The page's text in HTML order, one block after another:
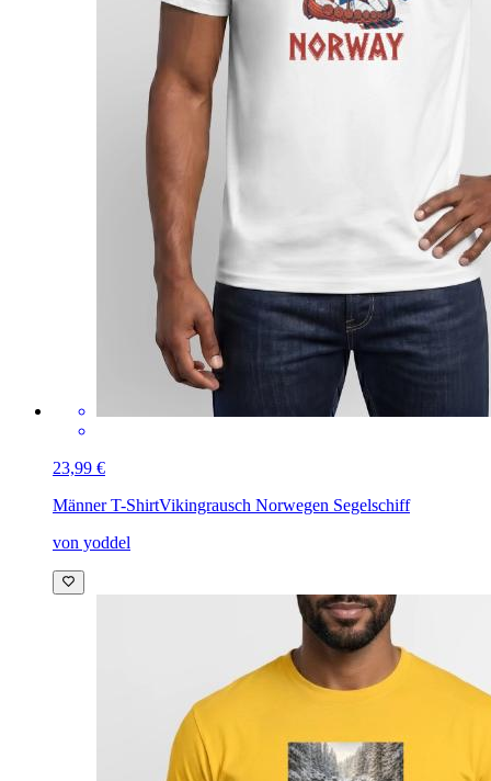
23,99 €
Männer T-ShirtVikingrausch Norwegen Segelschiff
von yoddel